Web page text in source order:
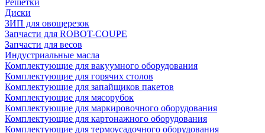
Решетки
Диски
ЗИП для овощерезок
Запчасти для ROBOT-COUPE
Запчасти для весов
Индустриальные масла
Комплектующие для вакуумного оборудования
Комплектующие для горячих столов
Комплектующие для запайщиков пакетов
Комплектующие для мясорубок
Комплектующие для маркировочного оборудования
Комплектующие для картонажного оборудования
Комплектующие для термоусадочного оборудования